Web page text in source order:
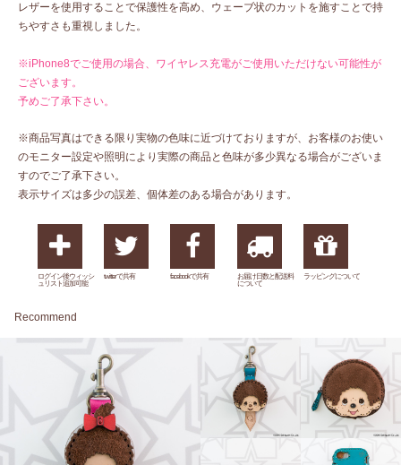
レザーを使用することで保護性を高め、ウェーブ状のカットを施すことで持
ちやすさも重視しました。
※iPhone8でご使用の場合、ワイヤレス充電がご使用いただけない可能性が
ございます。
予めご了承下さい。
※商品写真はできる限り実物の色味に近づけておりますが、お客様のお使い
のモニター設定や照明により実際の商品と色味が多少異なる場合がございま
すのでご了承下さい。
表示サイズは多少の誤差、個体差のある場合があります。
ログイン後ウィッシ
ュリスト追加可能
twitterで共有 facebookで共有
お届け日数と配送料
について
ラッピングについて
Recommend